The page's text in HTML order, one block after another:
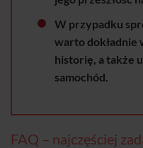
W przypadku
warto dokładnie
historię, a także
samochód.
FAQ – najczęściej